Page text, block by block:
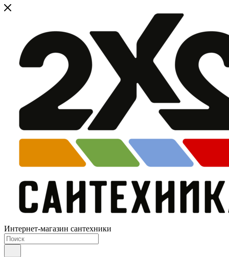
Интернет-магазин сантехники